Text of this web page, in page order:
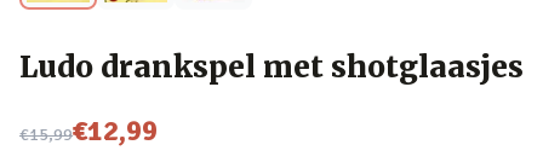
Ludo drankspel met shotglaasjes
€15,99
Nu voor€12,99